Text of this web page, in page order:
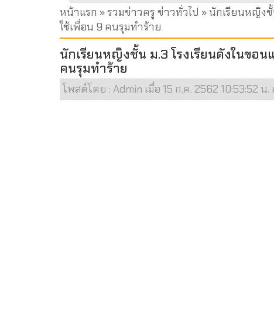
หน้าแรก »รวมข่าวครู ข่าวทั่วไป » นักเรียนหญิง
ใช้เพื่อน 9 คนรุมทำร้าย
นักเรียนหญิงชั้น ม.3 โรงเรียนดังในขอ
คนรุมทำร้าย
โพสต์โดย : Admin เมื่อ 15 ก.ค. 2562 10:53:52 น.